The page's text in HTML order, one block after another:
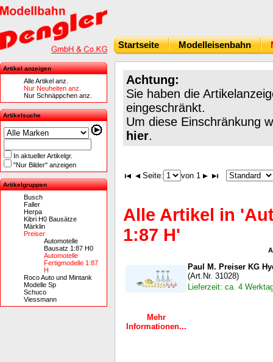
Startseite Modelleisenbahn
Artikel anzeigen
Alle Artikel anz.
Nur Neuheiten anz.
Nur Schnäppchen anz.
Artikelsuche
In aktueller Artikelgr.
"Nur Bilder" anzeigen
Artikelgruppen
Busch
Faller
Herpa
Kibri H0 Bausätze
Märklin
Preiser
Automotelle
Bausatz 1:87 H0
Automotelle
Fertigmodelle 1:87
H
Roco Auto und Mintank
Modelle Sp
Schuco
Viessmann
Achtung:
Sie haben die
eingeschränkt.
Um diese Einschränkung
hier.
Seite: von 1
Alle Artikel in
1:87 H'
Mehr
Informationen...
Paul M. Preiser KG
(Art.Nr. 31028)
Lieferzeit: ca. 4